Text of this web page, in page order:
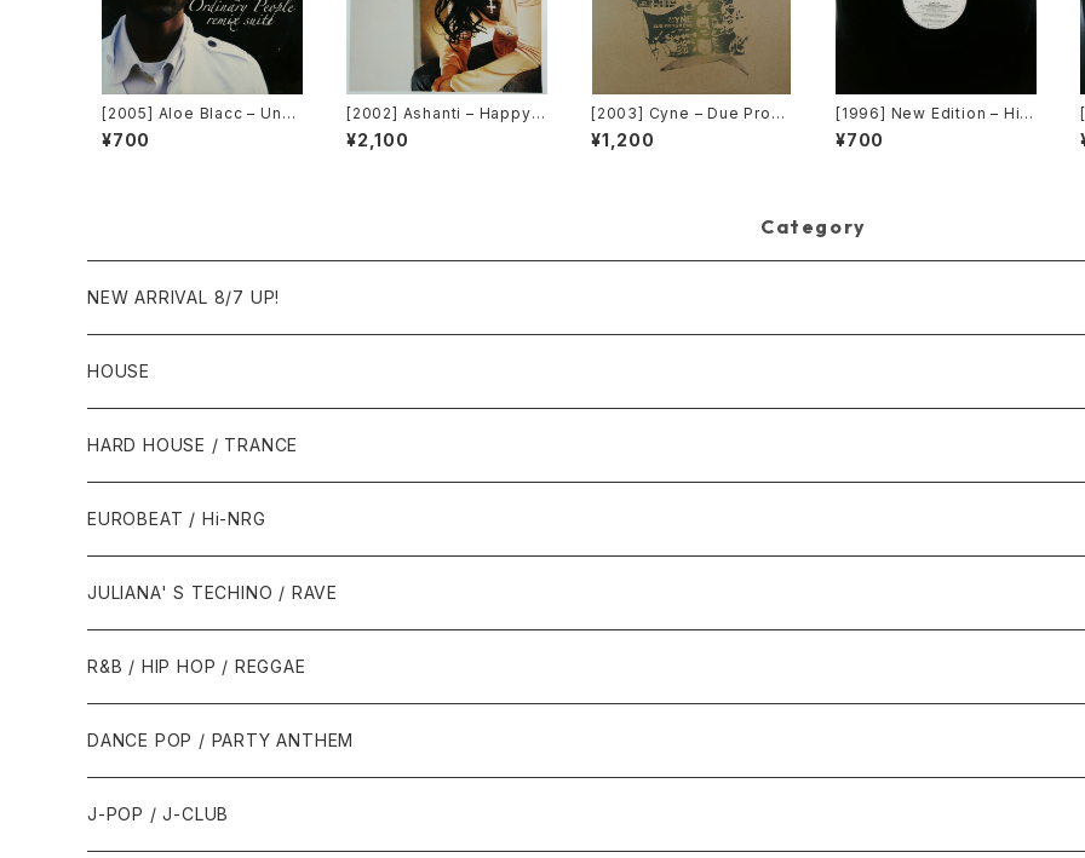
[2005] Aloe Blacc – Und
erClover Presents Ordin
ary People Remix Suite
¥700
[2002] Ashanti – Happy
[Murder Inc Records]
¥2,100
[2003] Cyne – Due Progr
ess [Botanica Del Jibar
o]
¥1,200
[1996] New Edition – Hit
Me Off [MCA Records][P
ROMO]
¥700
Category
NEW ARRIVAL 8/7 UP!
HOUSE
1980年代
1987年・以前
1988年
1990年代
1990年
1991年
2000年代
2000年
2001年
2010年代
2010年
2011年
HARD HOUSE / TRANCE
1990年代
1994年・以前
1995年
2000年代
2000年
2001年
EUROBEAT / Hi-NRG
1980年代
1986年・以前
1987年
1990年代
1990年
1991年
2000年代
JULIANA' S TECHINO / RAVE
1990年代
1990年
1991年
2000年代
2000年
R&B / HIP HOP / REGGAE
1980年代
1985年・以前
1990年代
DANCE POP / PARTY ANTHEM
1980年代
J-POP / J-CLUB